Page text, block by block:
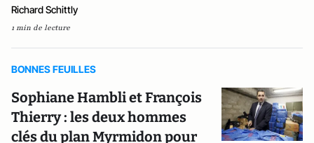
Richard Schittly
1 min de lecture
BONNES FEUILLES
Sophiane Hambli et François
Thierry : les deux hommes
clés du plan Myrmidon pour